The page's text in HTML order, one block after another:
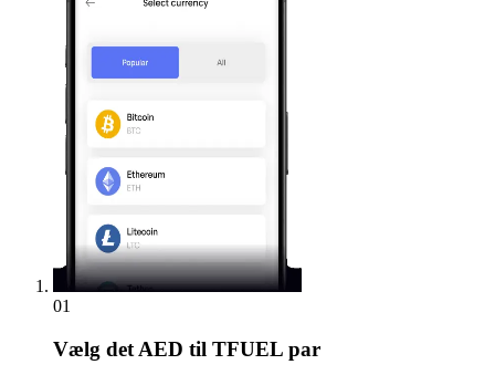
01
Vælg det AED til TFUEL par